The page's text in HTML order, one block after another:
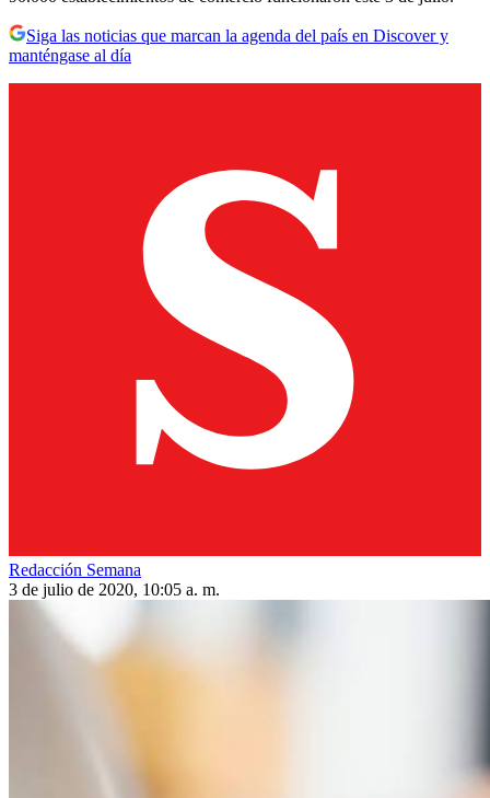
Siga las noticias que marcan la agenda del país en Discover y
manténgase al día
Redacción Semana
3 de julio de 2020, 10:05 a. m.